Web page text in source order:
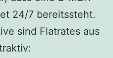
24/7 bereitssteht.
sind Flatrates aus